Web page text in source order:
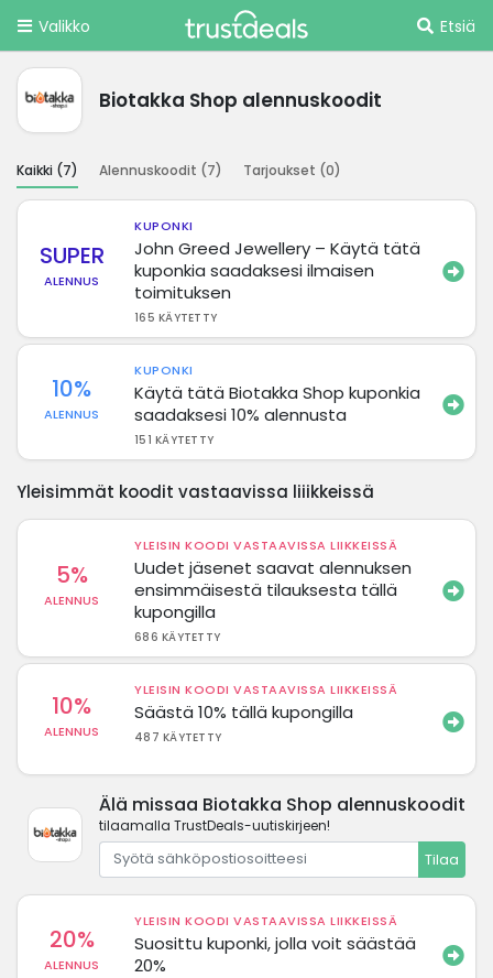
Valikko Etsiä
Biotakka Shop alennuskoodit
Kaikki (7) Alennuskoodit (7) Tarjoukset (0)
SUPER
ALENNUS
KUPONKI
John Greed Jewellery – Käytä tätä
kuponkia saadaksesi ilmaisen
toimituksen
165 KÄYTETTY
10%
ALENNUS
KUPONKI
Käytä tätä Biotakka Shop kuponkia
saadaksesi 10% alennusta
151 KÄYTETTY
Yleisimmät koodit vastaavissa liiikkeissä
5%
ALENNUS
YLEISIN KOODI VASTAAVISSA LIIKKEISSÄ
Uudet jäsenet saavat alennuksen
ensimmäisestä tilauksesta tällä
kupongilla
686 KÄYTETTY
10%
ALENNUS
YLEISIN KOODI VASTAAVISSA LIIKKEISSÄ
Säästä 10% tällä kupongilla
487 KÄYTETTY
Älä missaa Biotakka Shop alennuskoodit
tilaamalla TrustDeals-uutiskirjeen!
Tilaa
20%
ALENNUS
YLEISIN KOODI VASTAAVISSA LIIKKEISSÄ
Suosittu kuponki, jolla voit säästää
20%